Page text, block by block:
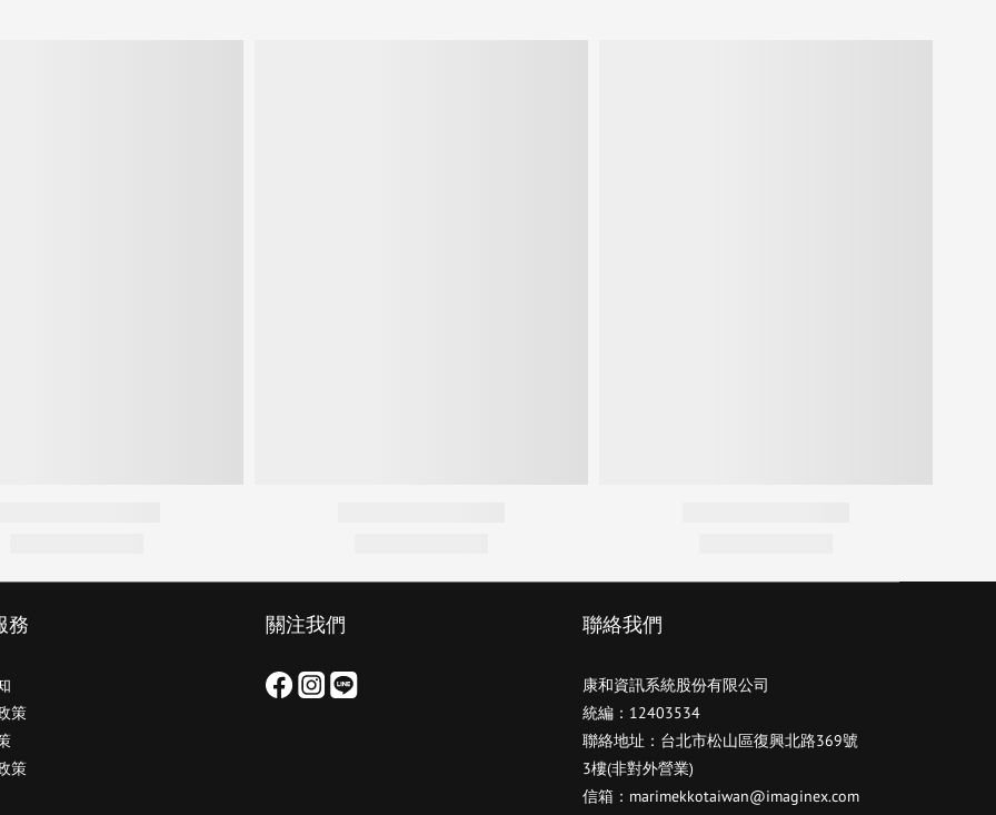
務
策
策
關注我們 聯絡我們
康和資訊系統股份有限公司
統編：12403534
聯絡地址：台北市松山區復興北路369號
3樓(非對外營業)
信箱：marimekkotaiwan@imaginex.com